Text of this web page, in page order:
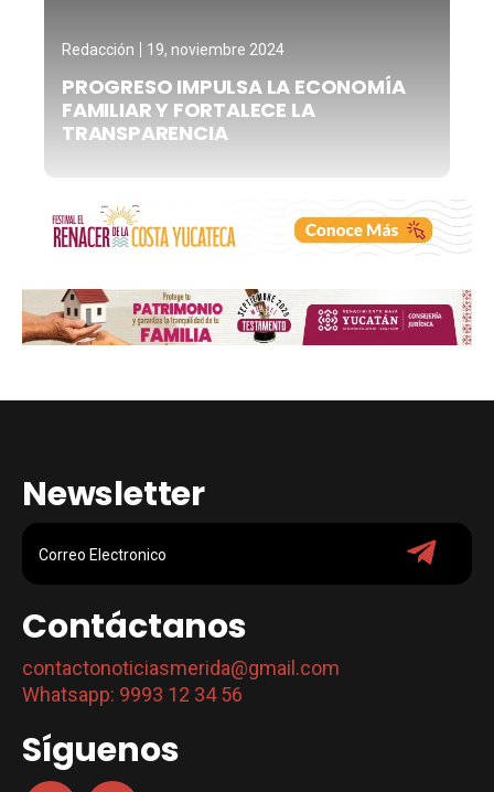
Redacción 19, noviembre 2024
PROGRESO IMPULSA LA ECONOMÍA
FAMILIAR Y FORTALECE LA
TRANSPARENCIA
Newsletter
Contáctanos
contactonoticiasmerida@gmail.com
Whatsapp: 9993 12 34 56
Síguenos